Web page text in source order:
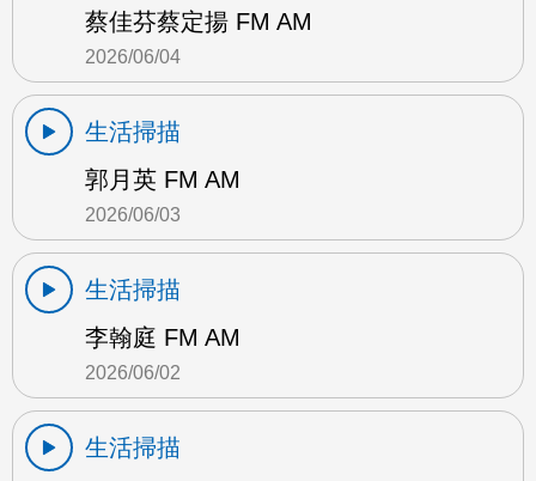
蔡佳芬蔡定揚 FM AM
2026/06/04
生活掃描
郭月英 FM AM
2026/06/03
生活掃描
李翰庭 FM AM
2026/06/02
生活掃描